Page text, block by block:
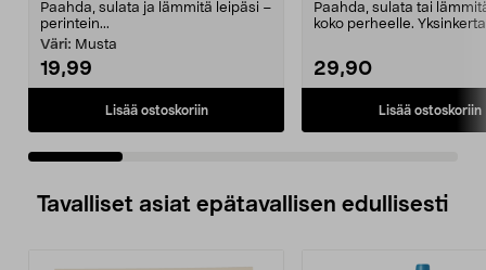
Paahda, sulata ja lämmitä leipäsi –
perintein...
Väri: Musta
19,99
Lisää ostoskoriin
Paahda, sulata tai
koko perheelle.
29,90
Lisää ostoskoriin
Tavalliset asiat epätavallisen edullisesti